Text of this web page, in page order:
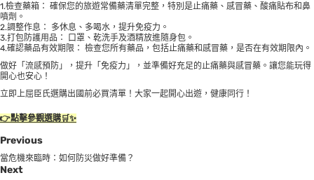
1.檢查藥箱： 確保您的旅遊常備藥清單完整，特別是止痛藥、感冒藥、酸痛貼布和鼻
噴劑。
2.調整作息： 多休息、多喝水，提升免疫力。
3.打包防護用品： 口罩、乾洗手及酒精放進隨身包。
4.確認藥品有效期限： 檢查您所有藥品，包括止痛藥和感冒藥，是否在有效期限內。
做好「流感預防」，提升「免疫力」，並準備好充足的止痛藥與感冒藥。讓您能玩得
開心也安心！
立即上屈臣氏選購出國前必買清單！大家一起開心出遊，健康同行！
👉點擊參觀選購🛒✨
Previous
當危機來臨時：如何防災做好準備？
Next